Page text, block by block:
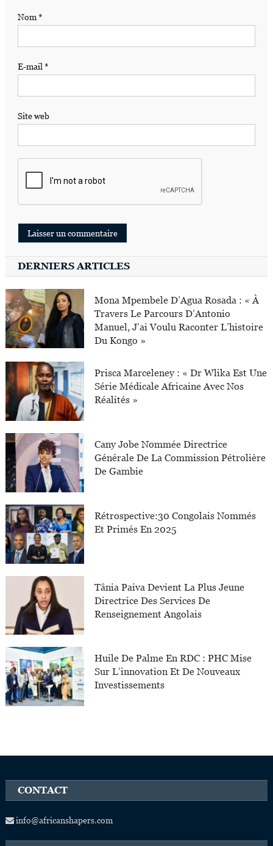
Nom*
E-mail*
Site web
DERNIERS ARTICLES
Mona Mpembele D’Agua Rosada : « À
Travers Le Parcours D’Antonio
Manuel, J’ai Voulu Raconter L’histoire
Du Kongo »
Prisca Marceleney : « Dr Wlika Est Une
Série Médicale Africaine Avec Nos
Réalités »
Cany Jobe Nommée Directrice
Générale De La Commission Pétrolière
De Gambie
Rétrospective:30 Congolais Nommés
Et Primés En 2025
Tânia Paiva Devient La Plus Jeune
Directrice Des Services De
Renseignement Angolais
Huile De Palme En RDC : PHC Mise
Sur L’innovation Et De Nouveaux
Investissements
CONTACT
info@africanshapers.com